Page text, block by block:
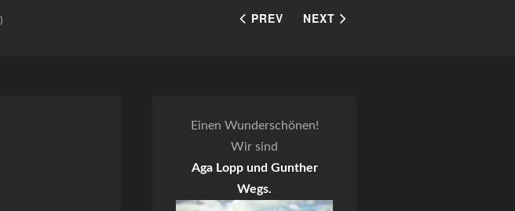
) PREV NEXT
Einen Wunderschönen!
Wir sind
Aga Lopp und Gunther
Wegs.